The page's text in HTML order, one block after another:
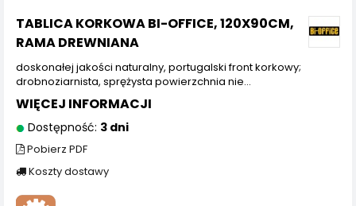
TABLICA KORKOWA BI-OFFICE, 120X90CM,
RAMA DREWNIANA
doskonałej jakości naturalny, portugalski front korkowy;
drobnoziarnista, sprężysta powierzchnia nie...
WIĘCEJ INFORMACJI
Dostępność: 3 dni
Pobierz PDF
Koszty dostawy